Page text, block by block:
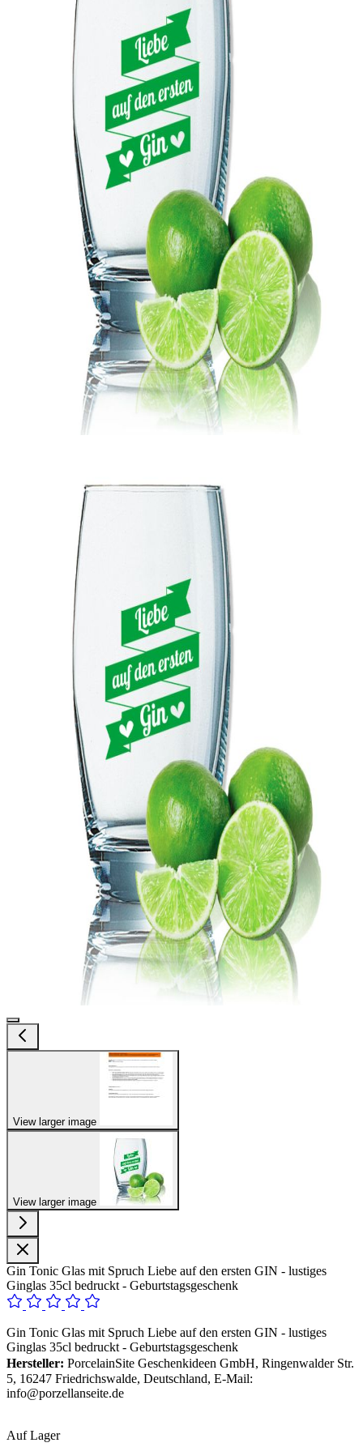
View larger image
View larger image
Gin Tonic Glas mit Spruch Liebe auf den ersten GIN - lustiges
Ginglas 35cl bedruckt - Geburtstagsgeschenk
Gin Tonic Glas mit Spruch Liebe auf den ersten GIN - lustiges
Ginglas 35cl bedruckt - Geburtstagsgeschenk
Hersteller: PorcelainSite Geschenkideen GmbH, Ringenwalder Str.
5, 16247 Friedrichswalde, Deutschland, E-Mail:
info@porzellanseite.de
Auf Lager